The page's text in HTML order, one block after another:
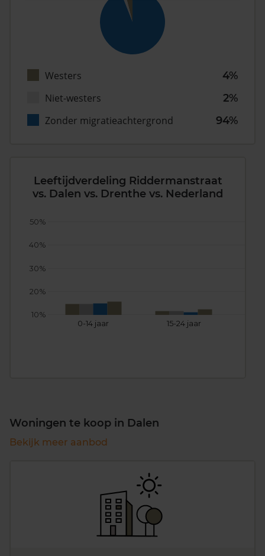
Westers
4%
Niet-westers
2%
Zonder migratieachtergrond
94%
Leeftijdverdeling Riddermanstraat
vs. Dalen vs. Drenthe vs. Nederland
0-14 jaar 15-24 jaar
10%
20%
30%
40%
50%
Woningen te koop in Dalen
Bekijk meer aanbod